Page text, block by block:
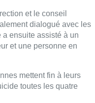
et le conseil
dialogué avec les
ensuite assisté à un
et une personne en
mettent fin à leurs
toutes les quatre